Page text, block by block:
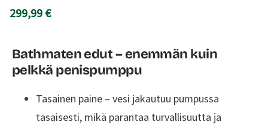
299,99 €
Bathmaten edut – enemmän kuin
pelkkä penispumppu
Tasainen paine – vesi jakautuu pumpussa
tasaisesti, mikä parantaa turvallisuutta ja